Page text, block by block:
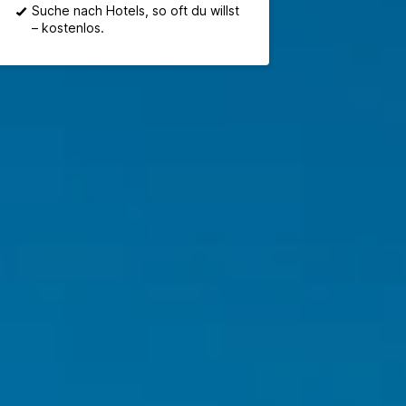
Suche nach Hotels, so oft du willst
– kostenlos.